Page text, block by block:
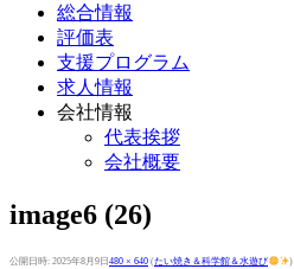
総合情報
評価表
支援プログラム
求人情報
会社情報
代表挨拶
会社概要
image6 (26)
公開日時: 2025年8月9日 480 × 640 (たい焼き＆科学館＆水遊び )